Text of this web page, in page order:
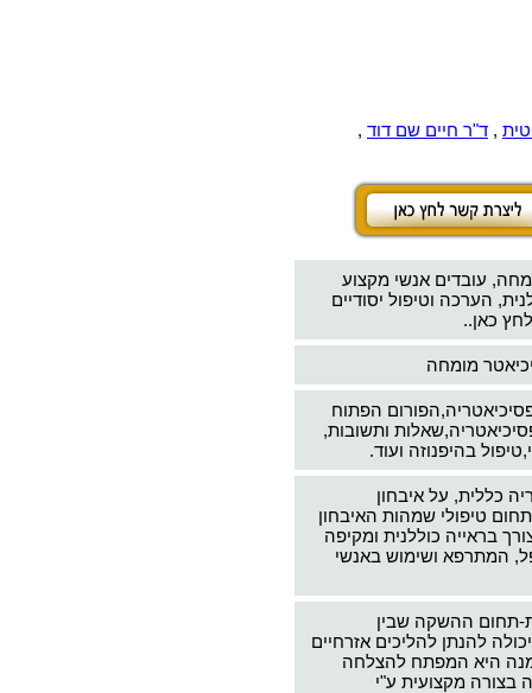
, ד"ר חיים שם דוד ,
עובדים אנשי מקצוע
הערכה וטיפול יסודיים
כאן..
מומחה
הפתוח
ותשובות,
בהיפנוזה ועוד.
כללית, על איבחון
טיפולי שמהות האיבחון
בראייה כוללנית ומקיפה
המתרפא ושימוש באנשי
תחום ההשקה שבין
להנתן להליכים אזרחיים
היא המפתח להצלחה
בצורה מקצועית ע"י